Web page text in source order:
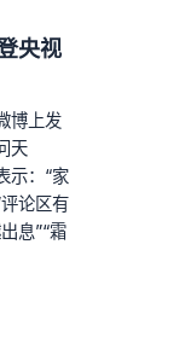
央视
博上发
天
示：“家
论区有
息”“霜